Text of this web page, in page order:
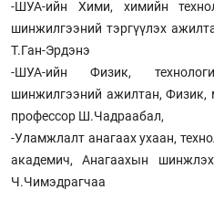
-ШУА-ийн Хими, химийн
шинжилгээний тэргүүлэх
Т.Ган-Эрдэнэ
-ШУА-ийн Физик,
шинжилгээний ажилтан, Физик,
профессор Ш.Чадраабал,
-Уламжлалт анагаах ухаан,
академич, Анагаахын
Ч.Чимэдрагчаа